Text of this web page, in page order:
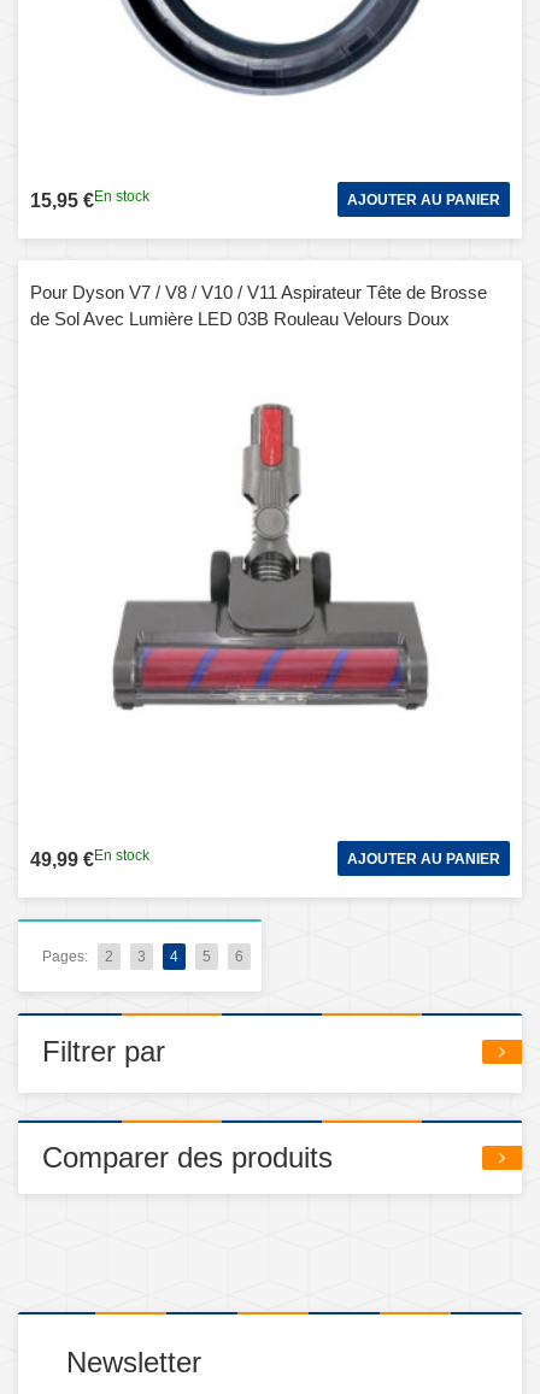
15,95 €En stock AJOUTER AU PANIER
Pour Dyson V7 / V8 / V10 / V11 Aspirateur Tête de Brosse
de Sol Avec Lumière LED 03B Rouleau Velours Doux
49,99 €En stock AJOUTER AU PANIER
Pages: 2 3 4 5 6
Filtrer par
Comparer des produits
Newsletter